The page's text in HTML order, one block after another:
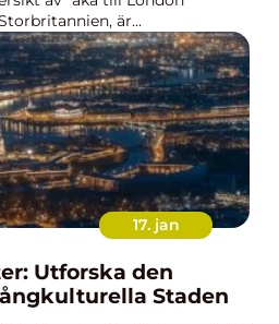
är...
17. jan
Utforska den
Staden